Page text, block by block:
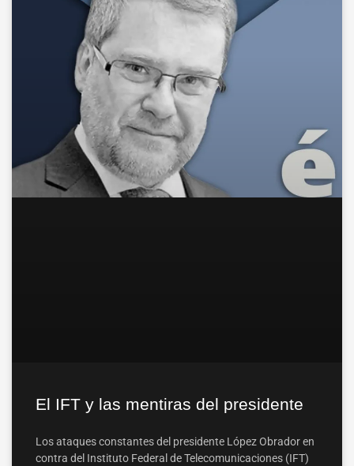
El IFT y las mentiras del presidente
Los ataques constantes del presidente López Obrador en
contra del Instituto Federal de Telecomunicaciones (IFT)